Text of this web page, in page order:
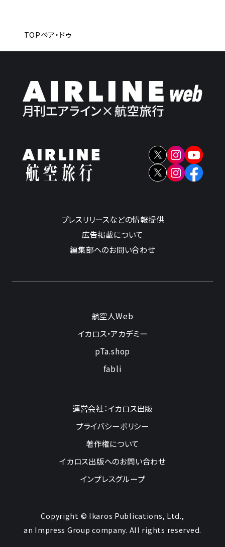
TOPベア・ドゥ
プレスリリースなどの情報提供
広告掲載について
編集部へのお問い合わせ
航空人Web
イカロス・アカデミー
pTa.shop
fabli
運営会社：イカロス出版
プライバシーポリシー
著作権について
イカロス出版へのお問い合わせ
インプレスグループ
Copyright © Ikaros Publications, Ltd.,
an Impress Group company. All rights reserved.